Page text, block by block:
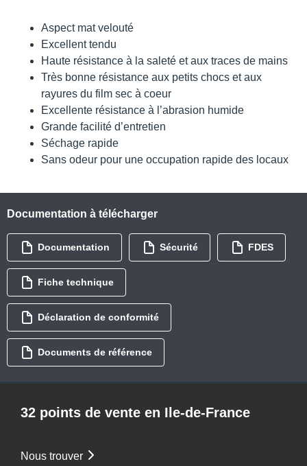
Aspect mat velouté
Excellent tendu
Haute résistance à la saleté et aux traces de mains
Très bonne résistance aux petits chocs et aux
rayures du film sec à coeur
Excellente résistance à l’abrasion humide
Grande facilité d’entretien
Séchage rapide
Sans odeur pour une occupation rapide des locaux
Documentation à télécharger
Documentation Sécurité FDES
Fiche technique
Déclaration de conformité
Documents de référence
32 points de vente en Ile-de-France
Nous trouver